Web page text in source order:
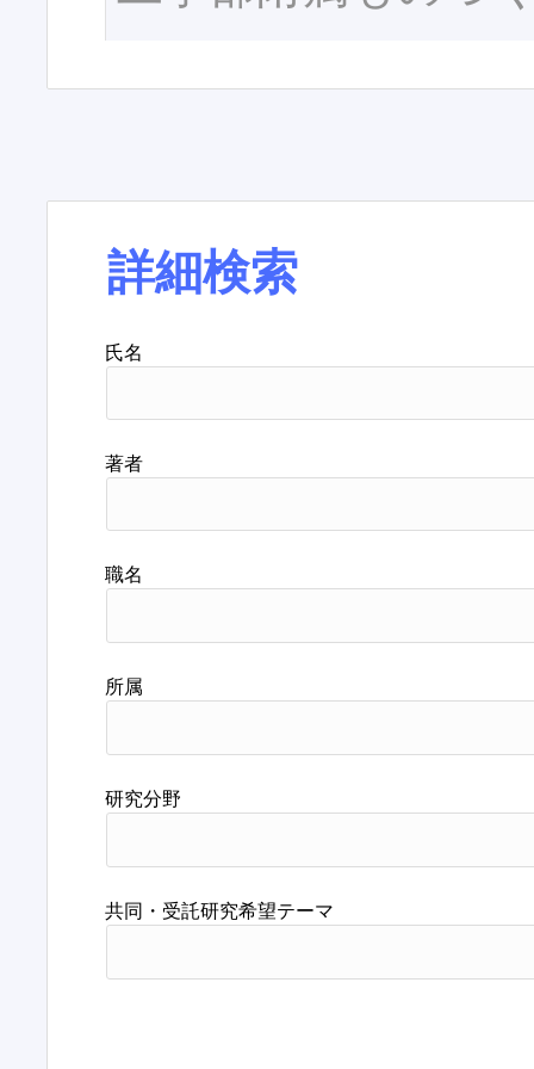
詳細検索
氏名
著者
職名
所属
研究分野
共同・受託研究希望テーマ